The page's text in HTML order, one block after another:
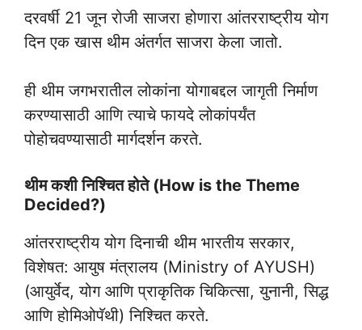
दरवर्षी 21 जून रोजी साजरा होणारा आंतरराष्ट्रीय योग
दिन एक खास थीम अंतर्गत साजरा केला जातो.
ही थीम जगभरातील लोकांना योगाबद्दल जागृती निर्माण
करण्यासाठी आणि त्याचे फायदे लोकांपर्यंत
पोहोचवण्यासाठी मार्गदर्शन करते.
थीम कशी निश्चित होते (How is the Theme
Decided?)
आंतरराष्ट्रीय योग दिनाची थीम भारतीय सरकार,
विशेषत: आयुष मंत्रालय (Ministry of AYUSH)
(आयुर्वेद, योग आणि प्राकृतिक चिकित्सा, युनानी, सिद्ध
आणि होमिओपॅथी) निश्चित करते.